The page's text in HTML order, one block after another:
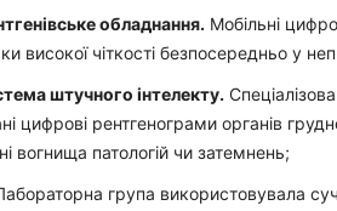
обладнання. Мобільні
високої чіткості безпосередньо у
штучного інтелекту.
цифрові рентгенограми органів
вогнища патологій чи затемнень;
група використовувала